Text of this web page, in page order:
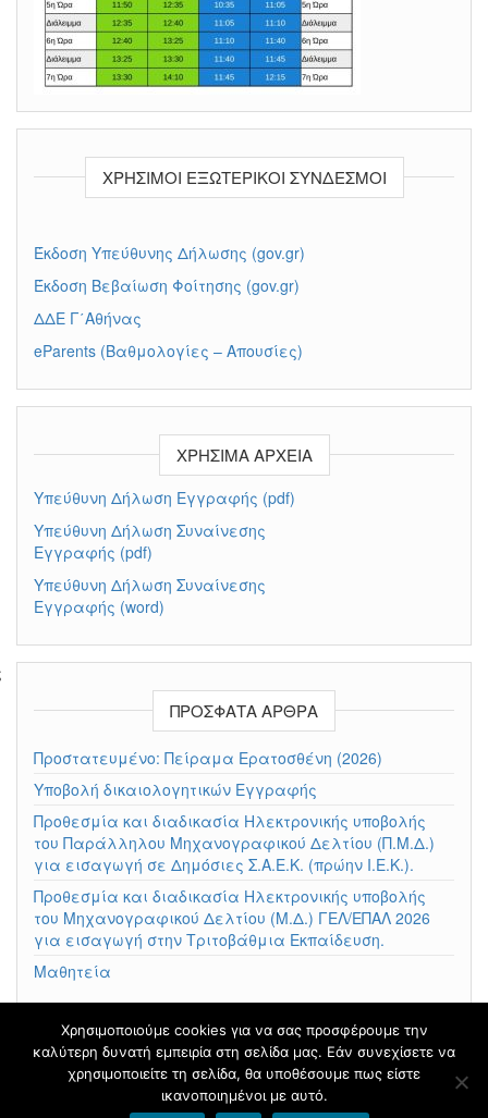
ΧΡΉΣΙΜΟΙ ΕΞΩΤΕΡΙΚΟΊ ΣΎΝΔΕΣΜΟΙ
Έκδοση Υπεύθυνης Δήλωσης (gov.gr)
Έκδοση Βεβαίωση Φοίτησης (gov.gr)
ΔΔΕ Γ΄Αθήνας
eParents (Βαθμολογίες – Απουσίες)
ΧΡΉΣΙΜΑ ΑΡΧΕΊΑ
Υπεύθυνη Δήλωση Εγγραφής (pdf)
Υπεύθυνη Δήλωση Συναίνεσης
Εγγραφής (pdf)
Υπεύθυνη Δήλωση Συναίνεσης
Εγγραφής (word)
ΠΡΌΣΦΑΤΑ ΆΡΘΡΑ
Πρoστατευμένο: Πείραμα Ερατοσθένη (2026)
Yποβολή δικαιολογητικών Εγγραφής
Προθεσμία και διαδικασία Ηλεκτρονικής υποβολής
του Παράλληλου Μηχανογραφικού Δελτίου (Π.Μ.Δ.)
για εισαγωγή σε Δημόσιες Σ.Α.Ε.Κ. (πρώην Ι.Ε.Κ.).
Προθεσμία και διαδικασία Ηλεκτρονικής υποβολής
του Μηχανογραφικού Δελτίου (Μ.Δ.) ΓΕΛ/ΕΠΑΛ 2026
για εισαγωγή στην Τριτοβάθμια Εκπαίδευση.
Μαθητεία
Φιλοξενείται στοblogs.sch.gr |Θέμα βασισμένο στο
Head Blog
Χρησιμοποιούμε cookies για να σας προσφέρουμε την
καλύτερη δυνατή εμπειρία στη σελίδα μας. Εάν συνεχίσετε να
χρησιμοποιείτε τη σελίδα, θα υποθέσουμε πως είστε
ικανοποιημένοι με αυτό.